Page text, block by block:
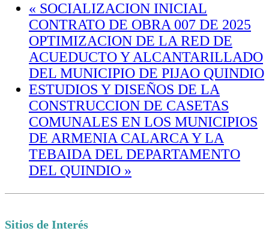
« SOCIALIZACION INICIAL
CONTRATO DE OBRA 007 DE 2025
OPTIMIZACION DE LA RED DE
ACUEDUCTO Y ALCANTARILLADO
DEL MUNICIPIO DE PIJAO QUINDIO
ESTUDIOS Y DISEÑOS DE LA
CONSTRUCCION DE CASETAS
COMUNALES EN LOS MUNICIPIOS
DE ARMENIA CALARCA Y LA
TEBAIDA DEL DEPARTAMENTO
DEL QUINDIO »
Sitios de Interés